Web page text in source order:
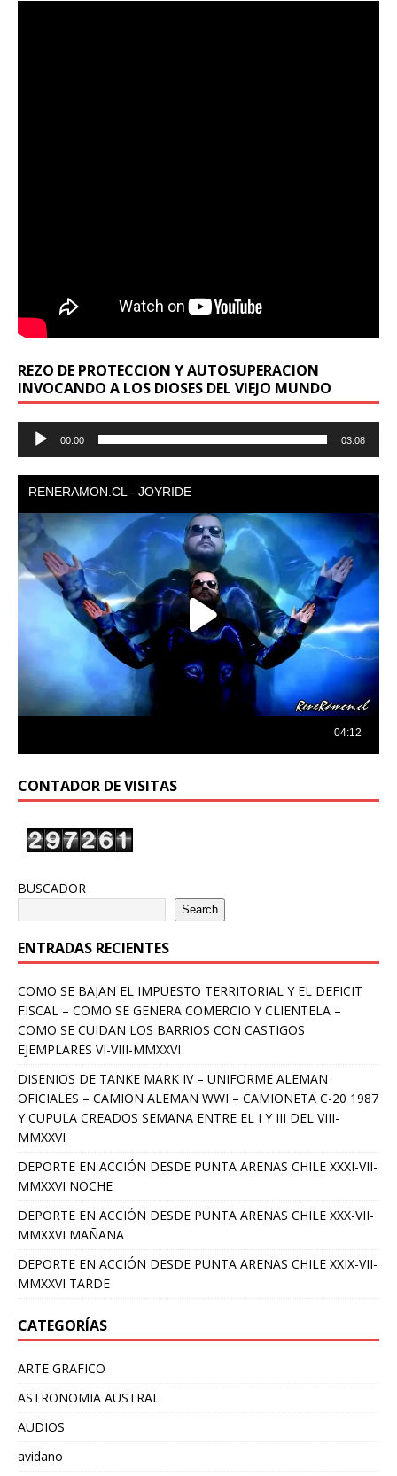
REZO DE PROTECCION Y AUTOSUPERACION
INVOCANDO A LOS DIOSES DEL VIEJO MUNDO
Reproductor
00:00 03:08
CONTADOR DE VISITAS
BUSCADOR
Search
ENTRADAS RECIENTES
COMO SE BAJAN EL IMPUESTO TERRITORIAL Y EL DEFICIT
FISCAL – COMO SE GENERA COMERCIO Y CLIENTELA –
COMO SE CUIDAN LOS BARRIOS CON CASTIGOS
EJEMPLARES VI-VIII-MMXXVI
DISENIOS DE TANKE MARK IV – UNIFORME ALEMAN
OFICIALES – CAMION ALEMAN WWI – CAMIONETA C-20 1987
Y CUPULA CREADOS SEMANA ENTRE EL I Y III DEL VIII-
MMXXVI
DEPORTE EN ACCIÓN DESDE PUNTA ARENAS CHILE XXXI-VII-
MMXXVI NOCHE
DEPORTE EN ACCIÓN DESDE PUNTA ARENAS CHILE XXX-VII-
MMXXVI MAÑANA
DEPORTE EN ACCIÓN DESDE PUNTA ARENAS CHILE XXIX-VII-
MMXXVI TARDE
CATEGORÍAS
ARTE GRAFICO
ASTRONOMIA AUSTRAL
AUDIOS
avidano